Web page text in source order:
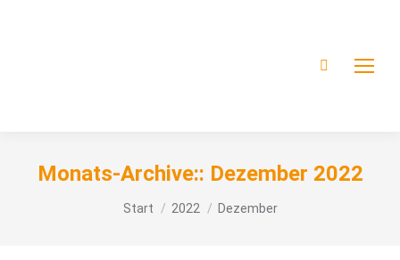
Monats-Archive:: Dezember 2022
Sie befinden sich hier:
Start 2022 Dezember